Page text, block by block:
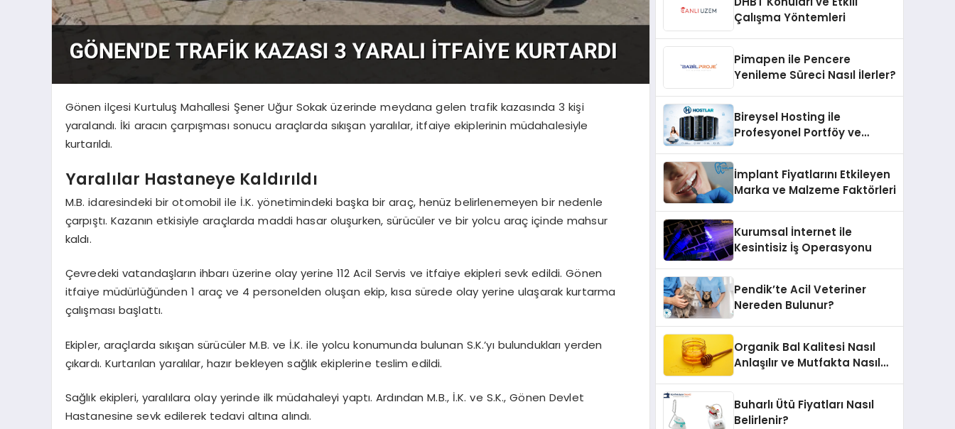
Gönen ilçesi Kurtuluş Mahallesi Şener Uğur Sokak üzerinde meydana gelen trafik kazasında 3 kişi
yaralandı. İki aracın çarpışması sonucu araçlarda sıkışan yaralılar, itfaiye ekiplerinin müdahalesiyle
kurtarıldı.
Yaralılar Hastaneye Kaldırıldı
M.B. idaresindeki bir otomobil ile İ.K. yönetimindeki başka bir araç, henüz belirlenemeyen bir nedenle
çarpıştı. Kazanın etkisiyle araçlarda maddi hasar oluşurken, sürücüler ve bir yolcu araç içinde mahsur
kaldı.
Çevredeki vatandaşların ihbarı üzerine olay yerine 112 Acil Servis ve itfaiye ekipleri sevk edildi. Gönen
itfaiye müdürlüğünden 1 araç ve 4 personelden oluşan ekip, kısa sürede olay yerine ulaşarak kurtarma
çalışması başlattı.
Ekipler, araçlarda sıkışan sürücüler M.B. ve İ.K. ile yolcu konumunda bulunan S.K.’yı bulundukları yerden
çıkardı. Kurtarılan yaralılar, hazır bekleyen sağlık ekiplerine teslim edildi.
Sağlık ekipleri, yaralılara olay yerinde ilk müdahaleyi yaptı. Ardından M.B., İ.K. ve S.K., Gönen Devlet
Hastanesine sevk edilerek tedavi altına alındı.
Çalışma Yöntemleri
Pimapen ile Pencere
Yenileme Süreci Nasıl İlerler?
Bireysel Hosting ile
Profesyonel Portföy ve
İmplant Fiyatlarını Etkileyen
Marka ve Malzeme Faktörleri
Kurumsal İnternet ile
Kesintisiz İş Operasyonu
Pendik’te Acil Veteriner
Nereden Bulunur?
Organik Bal Kalitesi Nasıl
Anlaşılır ve Mutfakta Nasıl
Buharlı Ütü Fiyatları Nasıl
Belirlenir?